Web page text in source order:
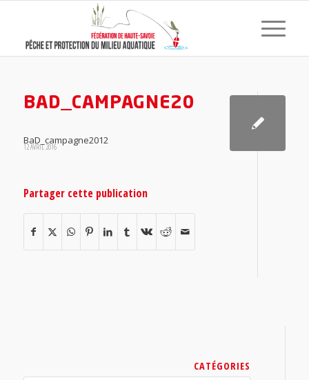
BAD_CAMPAGNE2012
BaD_campagne2012
12 AVRIL 2016
Partager cette publication
CATÉGORIES